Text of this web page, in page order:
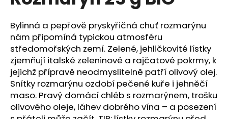
z
5
hvězdiček.
Bylinná a pepřově pryskyřičná chuť rozmarýnu
nám připomíná typickou atmosféru
středomořských zemí. Zelené, jehličkovité lístky
zjemňují italské zeleninové a rajčatové pokrmy, k
jejichž přípravě neodmyslitelně patří olivový olej.
Snítky rozmarýnu ozdobí pečené kuře i jehněčí
maso. Pravý domácí chléb s rozmarýnem, trošku
olivového oleje, láhev dobrého vína – a posezení
j
í
t
?